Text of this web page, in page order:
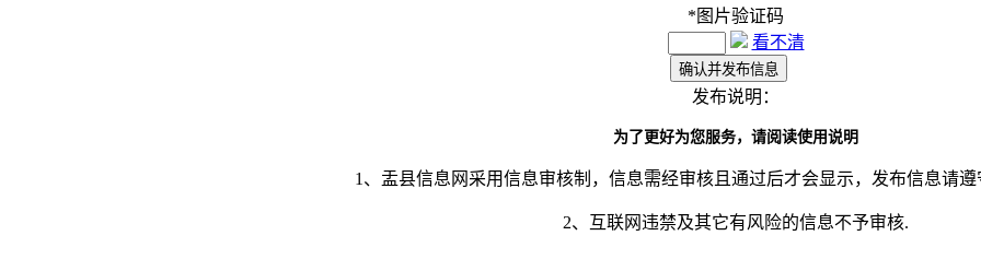
* 图片验证码
看不清
发布说明：
为了更好为您服务，请阅读使用说明
1、盂县信息网采用信息审核制，信息需经审核且通过后才会显示，发布信息请遵
2、互联网违禁及其它有风险的信息不予审核.